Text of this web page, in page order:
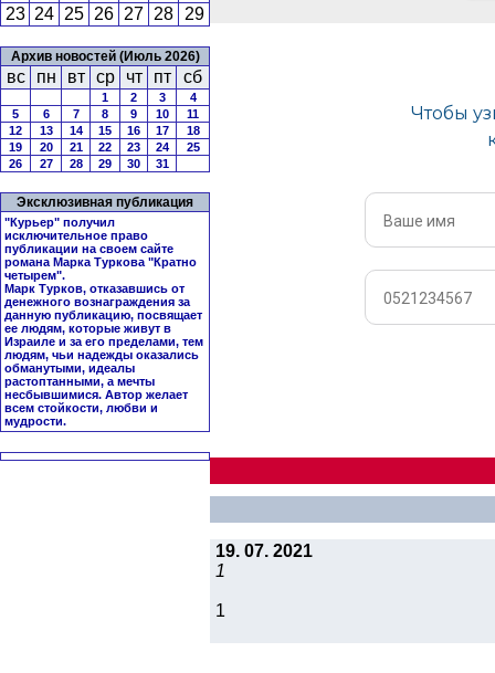
23 24 25 26 27 28 29
Архив новостей (Июль 2026)
вс пн вт ср чт пт сб
1 2 3
4
5
6 7 8 9 10
11
12
13 14 15 16 17
18
19
20 21 22 23 24
25
26
27 28 29 30 31
Эксклюзивная публикация
"Курьер" получил
исключительное право
публикации на своем сайте
романа Марка Туркова "Кратно
четырем".
Марк Турков, отказавшись от
денежного вознаграждения за
данную публикацию, посвящает
ее людям, которые живут в
Израиле и за его пределами, тем
людям, чьи надежды оказались
обманутыми, идеалы
растоптанными, а мечты
несбывшимися. Автор желает
всем стойкости, любви и
мудрости.
19. 07. 2021
1
1